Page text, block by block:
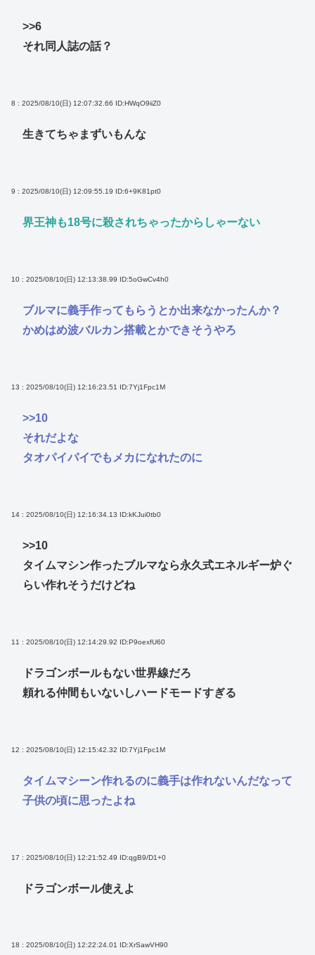
>>6
それ同人誌の話？
8 : 2025/08/10(日) 12:07:32.66 ID:HWqO9iiZ0
生きてちゃまずいもんな
9 : 2025/08/10(日) 12:09:55.19 ID:6+9K81pt0
界王神も18号に殺されちゃったからしゃーない
10 : 2025/08/10(日) 12:13:38.99 ID:5oGwCv4h0
ブルマに義手作ってもらうとか出来なかったんか？
かめはめ波バルカン搭載とかできそうやろ
13 : 2025/08/10(日) 12:16:23.51 ID:7Yj1Fpc1M
>>10
それだよな
タオパイパイでもメカになれたのに
14 : 2025/08/10(日) 12:16:34.13 ID:kKJui0tb0
>>10
タイムマシン作ったブルマなら永久式エネルギー炉ぐ
らい作れそうだけどね
11 : 2025/08/10(日) 12:14:29.92 ID:P9oexfU60
ドラゴンボールもない世界線だろ
頼れる仲間もいないしハードモードすぎる
12 : 2025/08/10(日) 12:15:42.32 ID:7Yj1Fpc1M
タイムマシーン作れるのに義手は作れないんだなって
子供の頃に思ったよね
17 : 2025/08/10(日) 12:21:52.49 ID:qgB9/D1+0
ドラゴンボール使えよ
18 : 2025/08/10(日) 12:22:24.01 ID:XrSawVH90